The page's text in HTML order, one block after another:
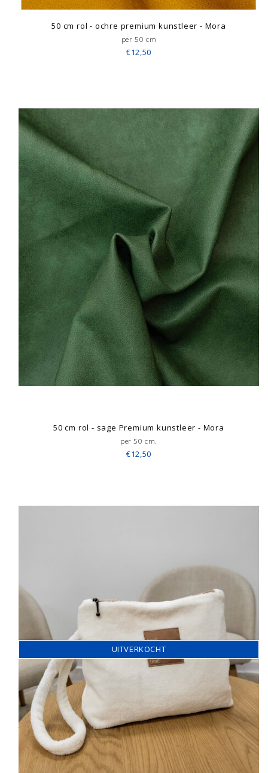
50 cm rol - ochre premium kunstleer - Mora
per 50 cm
€12,50
50 cm rol - sage Premium kunstleer - Mora
per 50 cm.
€12,50
UITVERKOCHT